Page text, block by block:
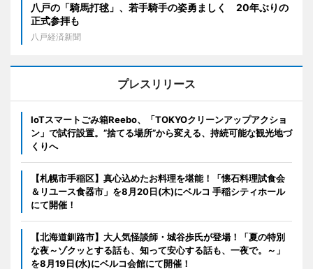
八戸の「騎馬打毬」、若手騎手の姿勇ましく 20年ぶりの
正式参拝も
八戸経済新聞
プレスリリース
IoTスマートごみ箱Reebo、「TOKYOクリーンアップアクショ
ン」で試行設置。”捨てる場所”から変える、持続可能な観光地づ
くりへ
【札幌市手稲区】真心込めたお料理を堪能！「懐石料理試食会
＆リユース食器市」を8月20日(木)にベルコ 手稲シティホール
にて開催！
【北海道釧路市】大人気怪談師・城谷歩氏が登場！「夏の特別
な夜～ゾクッとする話も、知って安心する話も、一夜で。～」
を8月19日(水)にベルコ会館にて開催！